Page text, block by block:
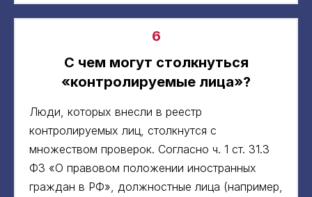
6
С чем могут столкнуться
«контролируемые лица»?
Люди, которых внесли в реестр
контролируемых лиц, столкнутся с
множеством проверок. Согласно ч. 1 ст. 31.3
ФЗ «О правовом положении иностранных
граждан в РФ», должностные лица (например,